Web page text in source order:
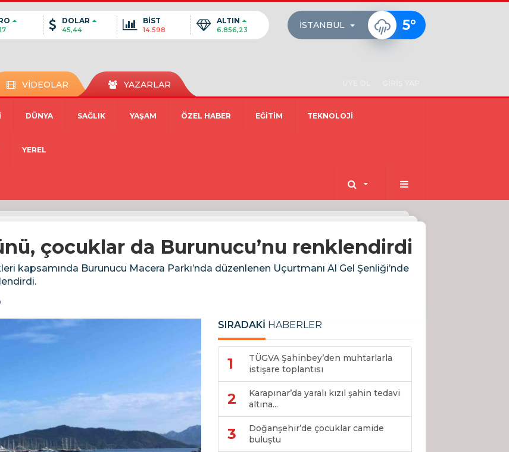
DOLAR
45,44
BİST
14.598
ALTIN
6.856,23 İSTANBUL 5°
VİDEOLAR YAZARLAR
DÜNYA SAĞLIK YAŞAM ÖZEL HABER EĞİTİM TEKNOLOJİ
YEREL
çocuklar da Burunucu’nu renklendirdi
kapsamında Burunucu Macera Parkı’nda düzenlenen Uçurtmanı Al Gel Şenliği’nde
SIRADAKİ HABERLER
1
TÜGVA Şahinbey’den muhtarlarla
istişare toplantısı
2
Karapınar’da yaralı kızıl şahin tedavi
altına...
3
Doğanşehir’de çocuklar camide
buluştu